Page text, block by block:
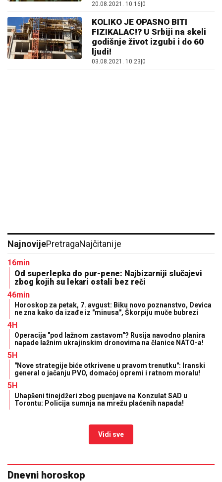
20.08.2021. 10:16 0
KOLIKO JE OPASNO BITI
FIZIKALAC!? U Srbiji na skeli
godišnje život izgubi i do 60
ljudi!
03.08.2021. 10:23 0
NajnovijePretragaNajčitanije
16min
Od superlepka do pur-pene: Najbizarniji slučajevi
zbog kojih su lekari ostali bez reči
46min
Horoskop za petak, 7. avgust: Biku novo poznanstvo, Devica
ne zna kako da izađe iz "minusa", Škorpiju muče bubrezi
4H
Operacija "pod lažnom zastavom"? Rusija navodno planira
napade lažnim ukrajinskim dronovima na članice NATO-a!
5H
"Nove strategije biće otkrivene u pravom trenutku": Iranski
general o jačanju PVO, domaćoj opremi i ratnom moralu!
5H
Uhapšeni tinejdžeri zbog pucnjave na Konzulat SAD u
Torontu: Policija sumnja na mrežu plaćenih napada!
Vidi sve
Dnevni horoskop